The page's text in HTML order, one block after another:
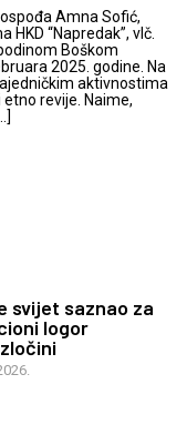
Amna Sofić,
“Napredak”, vlč.
Boškom
2025. godine. Na
aktivnostima
revije. Naime,
svijet saznao za
logor